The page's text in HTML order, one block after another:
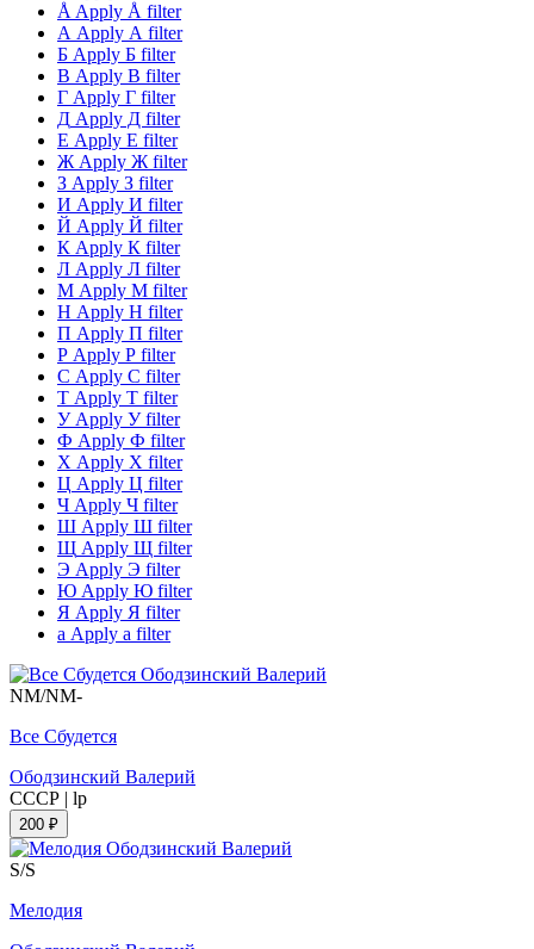
Å Apply Å filter
А Apply А filter
Б Apply Б filter
В Apply В filter
Г Apply Г filter
Д Apply Д filter
Е Apply Е filter
Ж Apply Ж filter
З Apply З filter
И Apply И filter
Й Apply Й filter
К Apply К filter
Л Apply Л filter
М Apply М filter
Н Apply Н filter
П Apply П filter
Р Apply Р filter
С Apply С filter
Т Apply Т filter
УApply У filter
Ф Apply Ф filter
Х Apply Х filter
Ц Apply Ц filter
Ч Apply Ч filter
Ш Apply Ш filter
Щ Apply Щ filter
Э Apply Э filter
Ю Apply Ю filter
Я Apply Я filter
а Apply а filter
NM/NM-
Все Сбудется
Ободзинский Валерий
СССР | lp
200 ₽
S/S
Мелодия